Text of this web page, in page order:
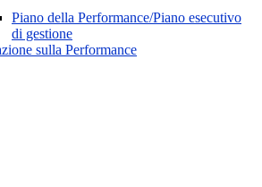
Piano della Performance/Piano esecutivo
di gestione
sulla Performance